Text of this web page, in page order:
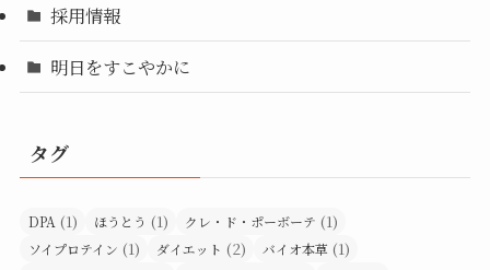
採用情報
明日をすこやかに
タグ
DPA (1) ほうとう (1) クレ・ド・ポーボーテ (1)
ソイプロテイン (1) ダイエット (2) バイオ本草 (1)